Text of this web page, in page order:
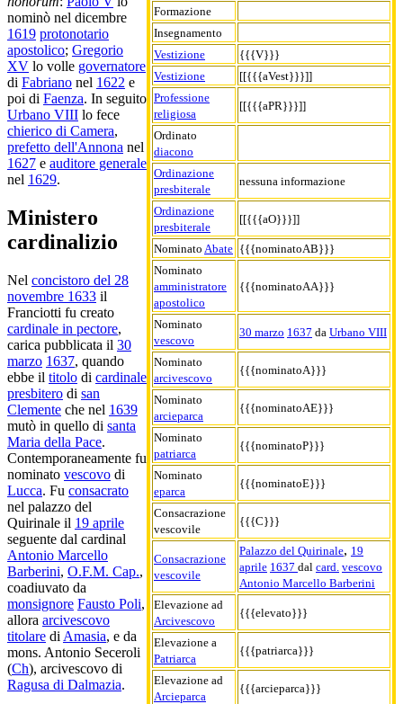
Formazione
Insegnamento
Vestizione
{{{V}}}
Vestizione
[[{{{aVest}}}]]
Professione
religiosa
[[{{{aPR}}}]]
Ordinato
diacono
Ordinazione
presbiterale
nessuna informazione
Ordinazione
presbiterale
[[{{{aO}}}]]
Nominato Abate {{{nominatoAB}}}
Nominato
amministratore
apostolico
{{{nominatoAA}}}
Nominato
vescovo
30 marzo 1637 da Urbano VIII
Nominato
arcivescovo
{{{nominatoA}}}
Nominato
arcieparca
{{{nominatoAE}}}
Nominato
patriarca
{{{nominatoP}}}
Nominato
eparca
{{{nominatoE}}}
Consacrazione
vescovile
{{{C}}}
Consacrazione
vescovile
Palazzo del Quirinale, 19
aprile 1637 dal card. vescovo
Antonio Marcello Barberini
Elevazione ad
Arcivescovo
{{{elevato}}}
Elevazione a
Patriarca
{{{patriarca}}}
Elevazione ad
Arcieparca
{{{arcieparca}}}
nominò nel dicembre
1619 protonotario
apostolico; Gregorio
XV lo volle governatore
di Fabriano nel 1622 e
poi di Faenza. In seguito
Urbano VIII lo fece
chierico di Camera,
prefetto dell'Annona nel
1627 e auditore generale
nel 1629.
Ministero
cardinalizio
Nel concistoro del 28
novembre 1633 il
Franciotti fu creato
cardinale in pectore,
carica pubblicata il 30
marzo 1637, quando
ebbe il titolo di cardinale
presbitero di san
Clemente che nel 1639
mutò in quello di santa
Maria della Pace.
Contemporaneamente fu
nominato vescovo di
Lucca. Fu consacrato
nel palazzo del
Quirinale il 19 aprile
seguente dal cardinal
Antonio Marcello
Barberini, O.F.M. Cap.,
coadiuvato da
monsignore Fausto Poli,
allora arcivescovo
titolare di Amasia, e da
mons. Antonio Seceroli
(Ch), arcivescovo di
Ragusa di Dalmazia.